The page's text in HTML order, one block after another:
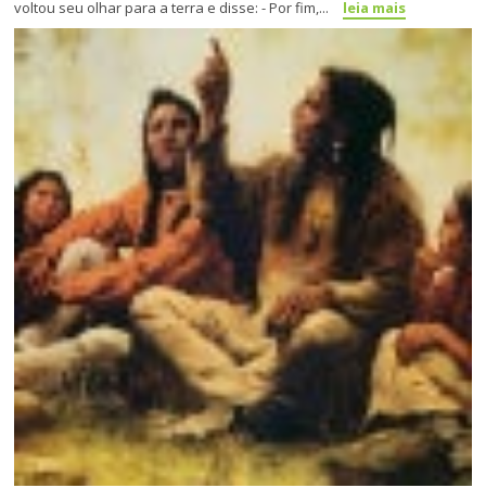
voltou seu olhar para a terra e disse: - Por fim,... leia mais